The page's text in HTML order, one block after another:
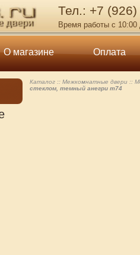
Тел.: +7
Время работы с 10:00
О магазине Оплата
Каталог Межкомнатные двери
стеклом, темный анегри т74